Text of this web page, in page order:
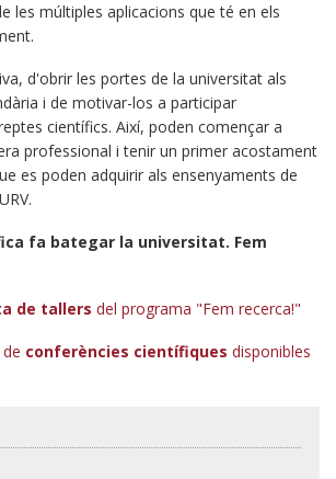
les múltiples aplicacions que té en els
d'obrir les portes de la universitat als
i de motivar-los a participar
científics. Així, poden començar a
professional i tenir un primer acostament
es poden adquirir als ensenyaments de
fa bategar la universitat. Fem
de tallers del programa "Fem recerca!"
conferències científiques disponibles